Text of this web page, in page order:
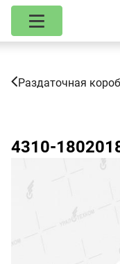
Раздаточная
4310-